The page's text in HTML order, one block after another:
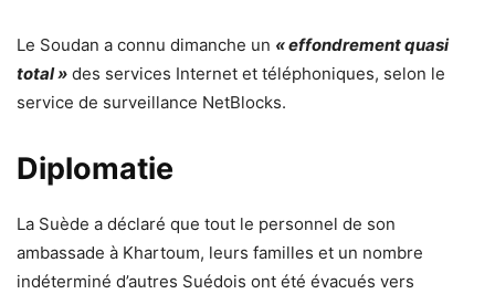
Le Soudan a connu dimanche un « effondrement quasi
total » des services Internet et téléphoniques, selon le
service de surveillance NetBlocks.
Diplomatie
La Suède a déclaré que tout le personnel de son
ambassade à Khartoum, leurs familles et un nombre
indéterminé d’autres Suédois ont été évacués vers